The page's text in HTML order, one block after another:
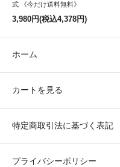
式 《今だけ送料無料》
3,980円(税込4,378円)
ホーム
カートを見る
特定商取引法に基づく表記
プライバシーポリシー